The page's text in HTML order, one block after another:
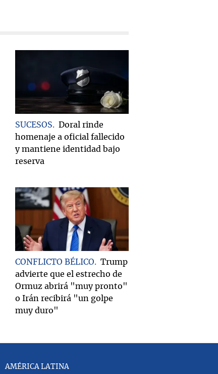
SUCESOS
Doral rinde
homenaje a oficial fallecido
y mantiene identidad bajo
reserva
CONFLICTO BÉLICO
Trump
advierte que el estrecho de
Ormuz abrirá "muy pronto"
o Irán recibirá "un golpe
muy duro"
AMÉRICA LATINA